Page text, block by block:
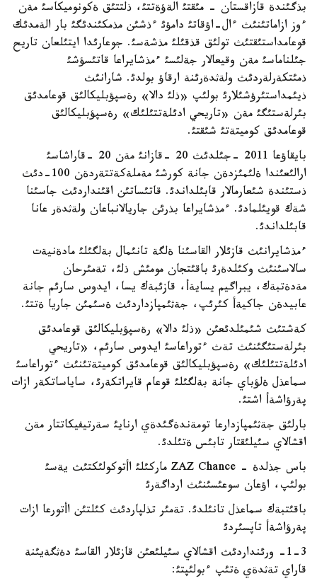
بذگئندة قازاقستان - مئقتئ الةؤةتتئ، ذلتتئق ةكونوميكاسئ مةن
ءوز ازاماتئنئث ءال-اؤقاتئ دامؤئ ءذشئن مذمكئندئگئ بار الةمدئك
قوعامداستئقتئث تولئق قذقئلئ مذشةسئ. جوعارئدا ايتئلعان تاريح
جئلناماسئ مةن وقيعالار جةلئسئ ءمذشايراعا قاتئسؤشئ
ذمئتكةرلةردئث ولةثدةرئنة ارقاؤ بولدئ. شارانئث
ذيئمداستئرؤشئلارئ بولئپ «ذلئ دالا» رةسپؤبليكالئق قوعامدئق
بئرلةستئگئ مةن «تاريحي ادئلةتتئلئك» رةسپؤبليكالئق
قوعامدئق كوميتةتئ شئقتئ.
بايقاؤعا 2011 -جئلدئث 20 -قازانئ مةن 20 -قاراشاسئ
ارالئعئندا ةلئمئزدةن جانة كورشئ مةملةكةتتةردةن 100-دئث
ذستئندة شئعارمالار قابئلداندئ. قاتئساتئن اقئنداردئث جاسئنا
شةك قويئلمادئ. ءمذشايراعا بذرئن جاريالانباعان ولةثدةر عانا
قابئلداندئ.
ءمذشايرانئث قازئلار القاسئنا ةلگة تانئمال بةلگئلئ مادةنيةت
سالاسئنئث وكئلدةرئ باقئتجان مومئش ذلئ، تةمئرحان
مةدةتبةك، يبراگيم يسايةأ، قازئبةك يسا، ايدوس سارئم جانة
عابيدةن جاكيةأ كئرئپ، جةثئمپازداردئث ةسئمئن جاريا ةتتئ.
كةشتئث شئمئلدئعئن «ذلئ دالا» رةسپؤبليكالئق قوعامدئق
بئرلةستئگئنئث تةث ءتوراعاسئ ايدوس سارئم، «تاريحي
ادئلةتتئلئك» رةسپؤبليكالئق قوعامدئق كوميتةتئنئث ءتوراعاسئ
سماعذل ةلؤباي جانة بةلگئلئ قوعام قايراتكةرئ، ساياساتكةر ازات
پةرؤاشةأ اشتئ.
بارلئق جةثئمپازدارعا تومةندةگئدةي ارنايئ سةرتيفيكاتتار مةن
اقشالاي سئيلئقتار تابئس ةتئلدئ.
باس جذلدة - ZAZ Chance ماركئلئ اأتوكولئكتئث يةسئ
بولئپ، اؤعان سوعئسئنئث ارداگةرئ
باقئتبةك سماعذل تانئلدئ. تةمئر تذلپاردئث كئلتئن اأتورعا ازات
پةرؤاشةأ تاپسئردئ
1-3- ورئنداردئث اقشالاي سئيلئعئن قازئلار القاسئ دةثگةيئنة
قاراي تةثدةي ةتئپ ءبولئپتئ: